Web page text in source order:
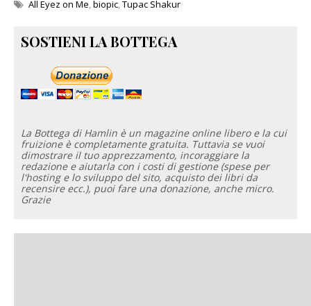
All Eyez on Me,biopic,Tupac Shakur
SOSTIENI LA BOTTEGA
La Bottega di Hamlin è un magazine online libero e la cui
fruizione è completamente gratuita. Tuttavia se vuoi
dimostrare il tuo apprezzamento, incoraggiare la
redazione e aiutarla con i costi di gestione (spese per
l'hosting e lo sviluppo del sito, acquisto dei libri da
recensire ecc.), puoi fare una donazione, anche micro.
Grazie